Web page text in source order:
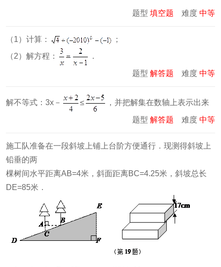
题型 填空题 难度 中等
（1）计算：
；
（2）解方程：
．
题型 解答题 难度 中等
解不等式：3x－ ≤ ，并把解集在数轴上表示出来
题型 解答题 难度 中等
施工队准备在一段斜坡上铺上台阶方便通行．现测得斜坡上
铅垂的两
棵树间水平距离AB=4米，斜面距离BC=4.25米，斜坡总长
DE=85米．